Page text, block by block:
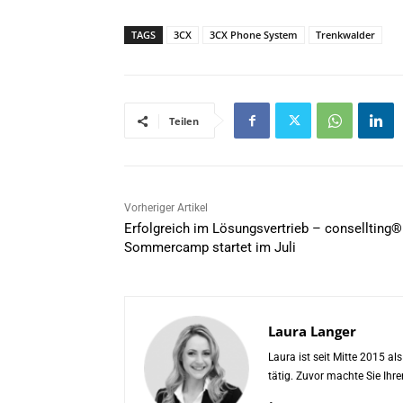
TAGS 3CX 3CX Phone System Trenkwalder
Teilen
Vorheriger Artikel
Erfolgreich im Lösungsvertrieb – consellting®
Sommercamp startet im Juli
Laura Langer
Laura ist seit Mitte 2015
tätig. Zuvor machte Sie